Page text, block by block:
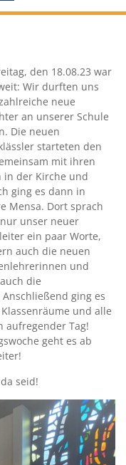
den 18.08.23 war
Wir durften uns
neue
an unserer Schule
Die neuen
starteten den
mit ihren
in der Kirche und
ging es dann in
Mensa. Dort sprach
unser neuer
ein paar Worte,
auch die neuen
und
die
ging es
und alle
aufregender Tag!
geht es ab
seid!